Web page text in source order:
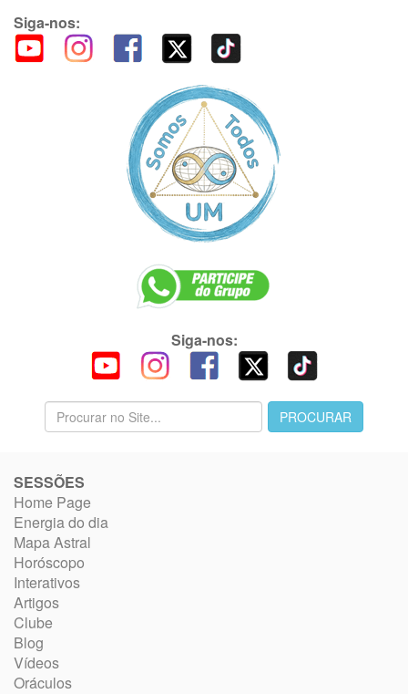
Siga-nos:
Siga-nos:
SESSÕES
Home Page
Energia do dia
Mapa Astral
Horóscopo
Interativos
Artigos
Clube
Blog
Vídeos
Oráculos